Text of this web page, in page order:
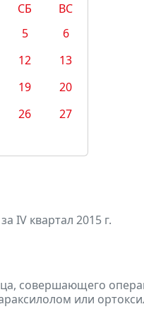
СБ
ВС
5
6
12
13
19
20
26
27
IV квартал 2015 г.
совершающего
или